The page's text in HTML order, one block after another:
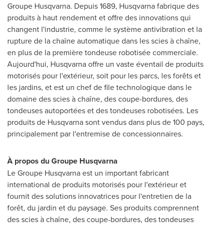
Groupe Husqvarna. Depuis 1689, Husqvarna fabrique des
produits à haut rendement et offre des innovations qui
changent l'industrie, comme le système antivibration et la
rupture de la chaîne automatique dans les scies à chaîne,
en plus de la première tondeuse robotisée commerciale.
Aujourd'hui, Husqvarna offre un vaste éventail de produits
motorisés pour l'extérieur, soit pour les parcs, les forêts et
les jardins, et est un chef de file technologique dans le
domaine des scies à chaîne, des coupe-bordures, des
tondeuses autoportées et des tondeuses robotisées. Les
produits de Husqvarna sont vendus dans plus de 100 pays,
principalement par l'entremise de concessionnaires.
À propos du Groupe Husqvarna
Le Groupe Husqvarna est un important fabricant
international de produits motorisés pour l'extérieur et
fournit des solutions innovatrices pour l'entretien de la
forêt, du jardin et du paysage. Ses produits comprennent
des scies à chaîne, des coupe-bordures, des tondeuses